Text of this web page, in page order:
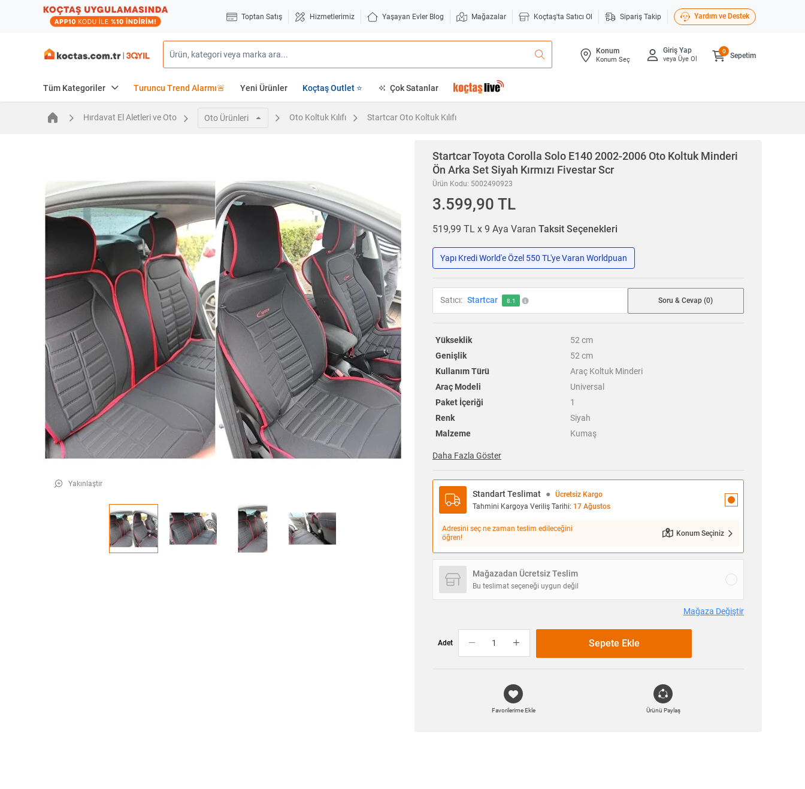
Toptan Satış Hizmetlerimiz Yaşayan Evler Blog Mağazalar Koçtaş'ta Satıcı Ol Sipariş Takip Yardım ve Destek
Konum
Konum Seç
Giriş Yap
veya Üye Ol Sepetim
0
Tüm Kategoriler Turuncu Trend Alarmı🚨 Yeni Ürünler Koçtaş Outlet ⭐ Çok Satanlar
Hırdavat El Aletleri ve Oto Oto Ürünleri Oto Koltuk Kılıfı Startcar Oto Koltuk Kılıfı
Yakınlaştır
StartcarToyota Corolla Solo E140 2002-2006 Oto Koltuk Minderi
Ön Arka Set Siyah Kırmızı Fivestar Scr
Ürün Kodu: 5002490923
3.599,90 TL
519,99 TL x 9 Aya Varan Taksit Seçenekleri
Yapı Kredi World'e Özel 550 TL'ye Varan Worldpuan
Satıcı: Startcar 8.1 Soru & Cevap (0)
Yükseklik 52 cm
Genişlik
52 cm
Kullanım Türü
Araç Koltuk Minderi
Araç Modeli
Universal
Paket İçeriği
1
Renk
Siyah
Malzeme
Kumaş
Daha Fazla Göster
Standart Teslimat ●
Ücretsiz Kargo
Tahmini Kargoya Veriliş Tarihi: 17 Ağustos
Adresini seç ne zaman teslim edileceğini
öğren!
Konum Seçiniz
Mağazadan Ücretsiz Teslim
Bu teslimat seçeneği uygun değil
Mağaza Değiştir
Adet Sepete Ekle
Favorilerime Ekle Ürünü Paylaş